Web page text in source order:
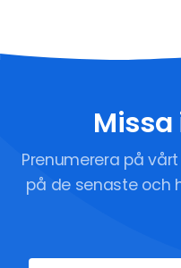
Prenumerera på
på de senaste och